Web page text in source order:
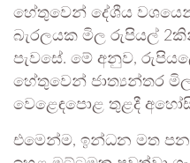
හේතුවෙන් දේශීය
බැරලයක මිල රුපියල්
පැවසේ. මේ අනුව,
හේතුවෙන් ජාත්‍යන්තර
වෙළෙඳපොළ තුළදී
එමෙන්ම, ඉන්ධන මත